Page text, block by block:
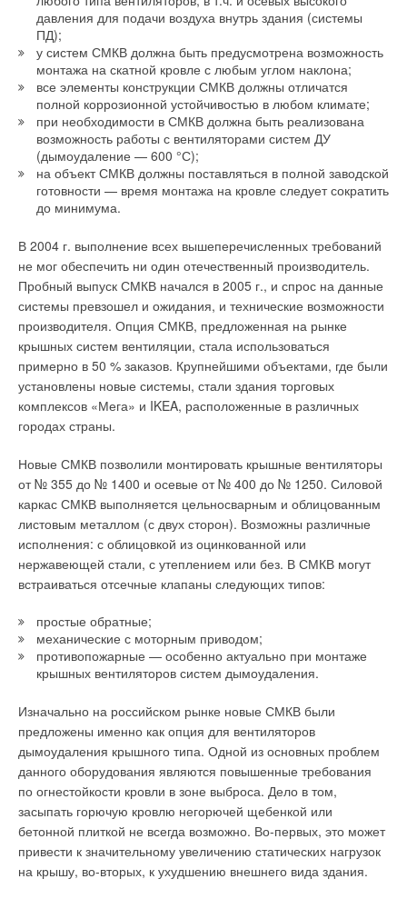
давления для подачи воздуха внутрь здания (системы
ПД);
у систем СМКВ должна быть предусмотрена возможность
монтажа на скатной кровле с любым углом наклона;
все элементы конструкции СМКВ должны отличатся
полной коррозионной устойчивостью в любом климате;
при необходимости в СМКВ должна быть реализована
возможность работы с вентиляторами систем ДУ
(дымоудаление — 600 °С);
на объект СМКВ должны поставляться в полной заводской
готовности — время монтажа на кровле следует сократить
до минимума.
В 2004 г. выполнение всех вышеперечисленных требований
не мог обеспечить ни один отечественный производитель.
Пробный выпуск СМКВ начался в 2005 г., и спрос на данные
системы превзошел и ожидания, и технические возможности
производителя. Опция СМКВ, предложенная на рынке
крышных систем вентиляции, стала использоваться
примерно в 50 % заказов. Крупнейшими объектами, где были
установлены новые системы, стали здания торговых
комплексов «Мега» и IKEA, расположенные в различных
городах страны.
Новые СМКВ позволили монтировать крышные вентиляторы
от № 355 до № 1400 и осевые от № 400 до № 1250. Силовой
каркас СМКВ выполняется цельносварным и облицованным
листовым металлом (с двух сторон). Возможны различные
исполнения: с облицовкой из оцинкованной или
нержавеющей стали, с утеплением или без. В СМКВ могут
встраиваться отсечные клапаны следующих типов:
простые обратные;
механические с моторным приводом;
противопожарные — особенно актуально при монтаже
крышных вентиляторов систем дымоудаления.
Изначально на российском рынке новые СМКВ были
предложены именно как опция для вентиляторов
дымоудаления крышного типа. Одной из основных проблем
данного оборудования являются повышенные требования
по огнестойкости кровли в зоне выброса. Дело в том,
засыпать горючую кровлю негорючей щебенкой или
бетонной плиткой не всегда возможно. Во-первых, это может
привести к значительному увеличению статических нагрузок
на крышу, во-вторых, к ухудшению внешнего вида здания.